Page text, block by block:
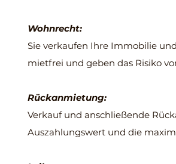
Wohnrecht:
Sie verkaufen Ihre Immobilie
mietfrei und geben das Risiko
Rückanmietung:
Verkauf und anschließende
Auszahlungswert und die